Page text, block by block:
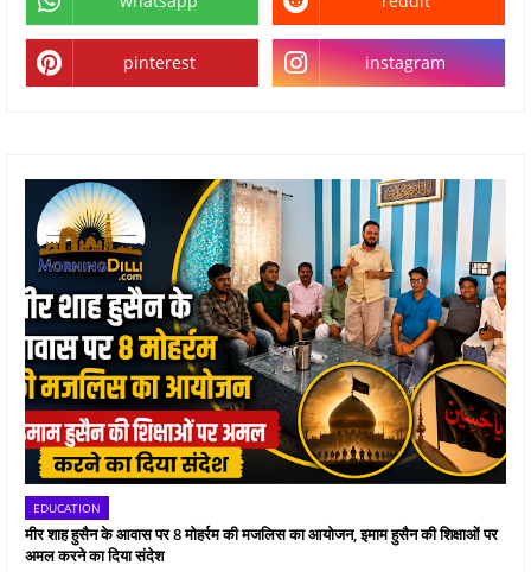
pinterest instagram
EDUCATION
मीर शाह हुसैन के आवास पर 8 मोहर्रम की मजलिस का आयोजन, इमाम हुसैन की शिक्षाओं पर
अमल करने का दिया संदेश